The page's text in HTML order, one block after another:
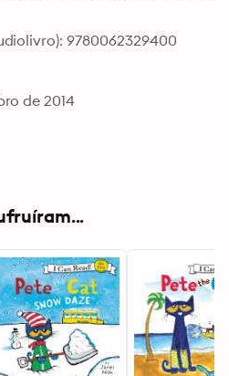
9780062329400
de 2014